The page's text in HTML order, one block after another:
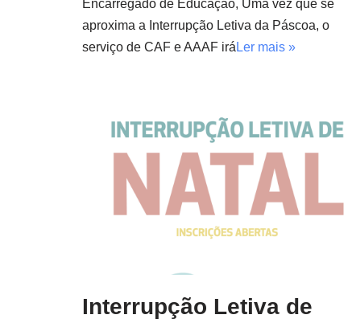
Encarregado de Educação, Uma vez que se
aproxima a Interrupção Letiva da Páscoa, o
serviço de CAF e AAAF irá Ler mais »
Interrupção Letiva de